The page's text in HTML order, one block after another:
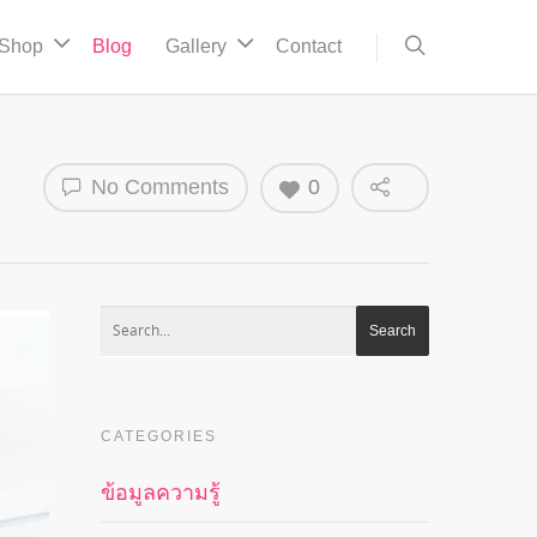
Blog Gallery Contact
No Comments 0
CATEGORIES
ข้อมูลความรู้